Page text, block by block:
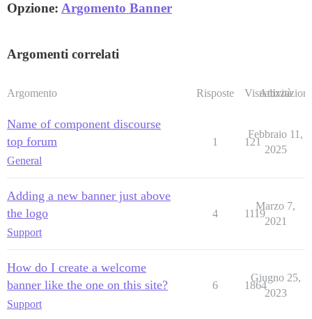
Opzione: Argomento Banner
Argomenti correlati
Argomento Risposte Visualizzazioni
Attività
Name of component discourse
top forum
General
1 121
Febbraio 11,
2025
Adding a new banner just above
the logo
Support
4 1119
Marzo 7,
2021
How do I create a welcome
banner like the one on this site?
Support
6 1864
Giugno 25,
2023